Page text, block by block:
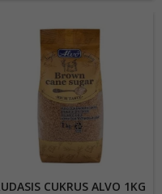
CUKRUS ALVO 1KG